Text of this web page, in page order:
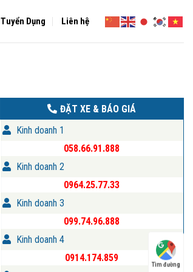
Tuyển Dụng Liên hệ
ĐẶT XE & BÁO GIÁ
Kinh doanh 1
058.66.91.888
Kinh doanh 2
0964.25.77.33
Kinh doanh 3
099.74.96.888
Kinh doanh 4
0914.174.859
Tìm đường